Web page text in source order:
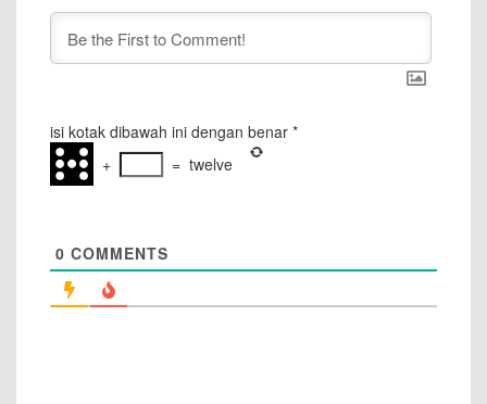
isi kotak dibawah ini dengan benar *
+
= twelve
0 COMMENTS